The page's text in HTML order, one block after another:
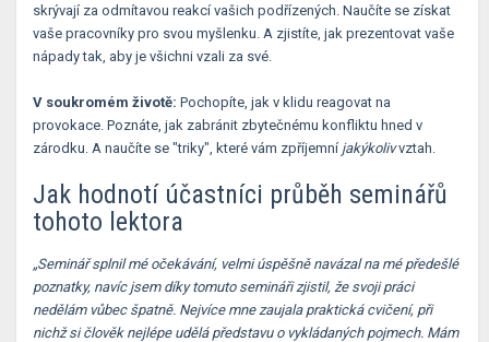
skrývají za odmítavou reakcí vašich podřízených. Naučíte se získat
vaše pracovníky pro svou myšlenku. A zjistíte, jak prezentovat vaše
nápady tak, aby je všichni vzali za své.
V soukromém životě: Pochopíte, jak v klidu reagovat na
provokace. Poznáte, jak zabránit zbytečnému konfliktu hned v
zárodku. A naučíte se "triky", které vám zpříjemní jakýkolivvztah.
Jak hodnotí účastníci průběh seminářů
tohoto lektora
„Seminář splnil mé očekávání, velmi úspěšně navázal na mé předešlé
poznatky, navíc jsem díky tomuto semináři zjistil, že svoji práci
nedělám vůbec špatně. Nejvíce mne zaujala praktická cvičení, při
nichž si člověk nejlépe udělá představu o vykládaných pojmech. Mám